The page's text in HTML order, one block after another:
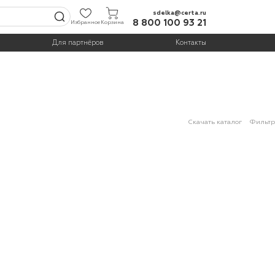
ИзбранноеКорзина
sdelka@certa.ru
8 800 100 93 21
Для партнёров Контакты
Скачать каталог Фильтр